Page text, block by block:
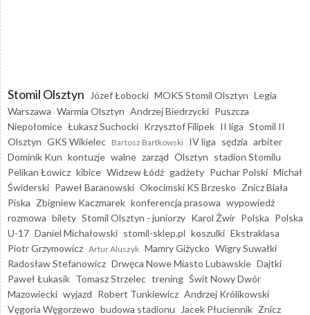
Stomil Olsztyn Józef Łobocki MOKS Stomil Olsztyn Legia
Warszawa Warmia Olsztyn Andrzej Biedrzycki Puszcza
Niepołomice Łukasz Suchocki Krzysztof Filipek II liga Stomil II
Olsztyn GKS Wikielec Bartosz Bartkowski IV liga sędzia arbiter
Dominik Kun kontuzje walne zarząd Olsztyn stadion Stomilu
Pelikan Łowicz kibice Widzew Łódź gadżety Puchar Polski Michał
Świderski Paweł Baranowski Okocimski KS Brzesko Znicz Biała
Piska Zbigniew Kaczmarek konferencja prasowa wypowiedź
rozmowa bilety Stomil Olsztyn - juniorzy Karol Żwir Polska Polska
U-17 Daniel Michałowski stomil-sklep.pl koszulki Ekstraklasa
Piotr Grzymowicz Artur Aluszyk Mamry Giżycko Wigry Suwałki
Radosław Stefanowicz Drwęca Nowe Miasto Lubawskie Dajtki
Paweł Łukasik Tomasz Strzelec trening Świt Nowy Dwór
Mazowiecki wyjazd Robert Tunkiewicz Andrzej Królikowski
Vęgoria Węgorzewo budowa stadionu Jacek Płuciennik Znicz